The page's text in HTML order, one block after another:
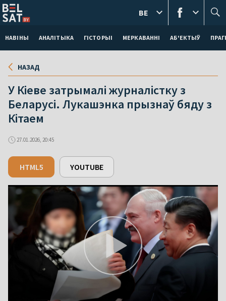
НАВІНЫ АНАЛІТЫКА ГІСТОРЫІ МЕРКАВАННI АБ'ЕКТЫЎ
BE
НАЗАД
У Кіеве затрымалі журналістку з
Беларусі. Лукашэнка прызнаў бяду з
Кітаем
27.01.2026, 20:45
HTML5 YOUTUBE